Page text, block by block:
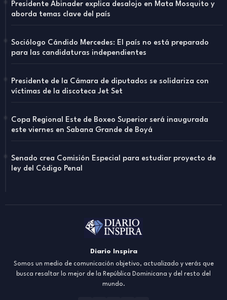
Presidente Abinader explica desalojo en Mata Mosquito y
aborda temas clave del país
Sociólogo Cándido Mercedes: El país no está preparado
para las candidaturas independientes
Presidente de la Cámara de diputados se solidariza con
víctimas de la discoteca Jet Set
Copa Regional Este de Boxeo Superior será inaugurada
este viernes en Sabana Grande de Boyá
Senado crea Comisión Especial para estudiar proyecto de
ley del Código Penal
Diario Inspira
Somos un medio de comunicación objetivo, actualizado y verás que
busca resaltar lo mejor de la República Dominicana y del resto del
mundo.